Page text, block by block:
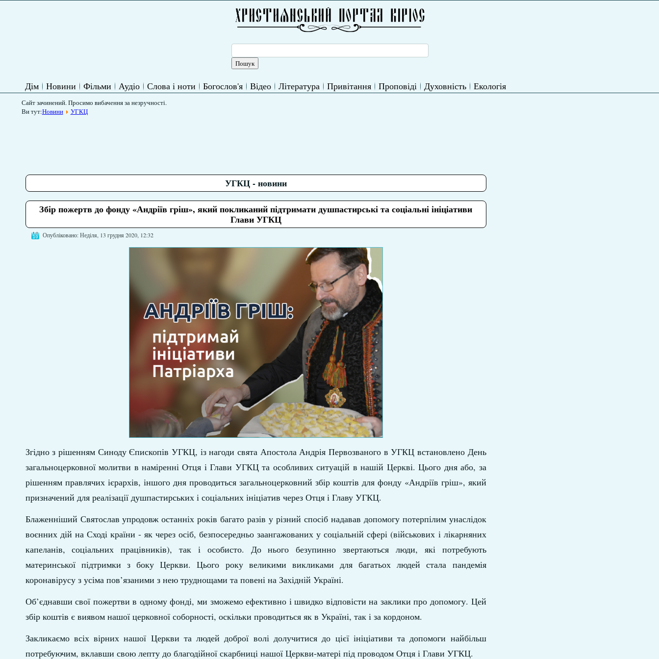
Дім Новини Фільми Аудіо Слова і ноти Богослов'я Відео Література Привітання Проповіді Духовність Екологія
Сайт зачинений. Просимо вибачення за незручності.
Ви тут:Новини УГКЦ
УГКЦ - новини
Збір пожертв до фонду «Андріїв гріш», який покликаний підтримати душпастирські та соціальні ініціативи
Глави УГКЦ
Опубліковано: Неділя, 13 грудня 2020, 12:32
Згідно з рішенням Синоду Єпископів УГКЦ, із нагоди свята Апостола Андрія Первозваного в УГКЦ встановлено День
загальноцерковної молитви в наміренні Отця і Глави УГКЦ та особливих ситуацій в нашій Церкві. Цього дня або, за
рішенням правлячих ієрархів, іншого дня проводиться загальноцерковний збір коштів для фонду «Андріїв гріш», який
призначений для реалізації душпастирських і соціальних ініціатив через Отця і Главу УГКЦ.
Блаженніший Святослав упродовж останніх років багато разів у різний спосіб надавав допомогу потерпілим унаслідок
воєнних дій на Сході країни - як через осіб, безпосередньо заангажованих у соціальній сфері (військових і лікарняних
капеланів, соціальних працівників), так і особисто. До нього безупинно звертаються люди, які потребують
материнської підтримки з боку Церкви. Цього року великими викликами для багатьох людей стала пандемія
коронавірусу з усіма пов’язаними з нею труднощами та повені на Західній Україні.
Об’єднавши свої пожертви в одному фонді, ми зможемо ефективно і швидко відповісти на заклики про допомогу. Цей
збір коштів є виявом нашої церковної соборності, оскільки проводиться як в Україні, так і за кордоном.
Закликаємо всіх вірних нашої Церкви та людей доброї волі долучитися до цієї ініціативи та допомоги найбільш
потребуючим, вклавши свою лепту до благодійної скарбниці нашої Церкви-матері під проводом Отця і Глави УГКЦ.